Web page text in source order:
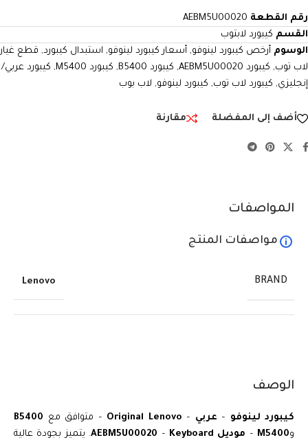
رقم القطعة AEBM5U00020
القسم كيبورد لابتوب
الوسوم أرخص كيبورد لينوفو, أسعار كيبورد لينوفو, استبدال كيبورد, قطع غيار
لاب توب, كيبورد AEBM5U00020 , كيبورد B5400 , كيبورد M5400 , كيبورد عربي/
إنجليزي, كيبورد لاب توب, كيبورد لينوفو, لاب بوب
أضف إلى المفضلة مقارنة
الوصف
كيبورد لينوفو – عربي –
Original Lenovo – متوافق مع B5400
وM5400
– موديل AEBM5U00020 – Keyboard
. يتميز بجودة عالية
المواصفات
مواصفات المنتج
BRAND
Lenovo